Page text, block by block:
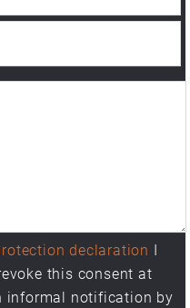
declaration I
this consent at
informal notification by